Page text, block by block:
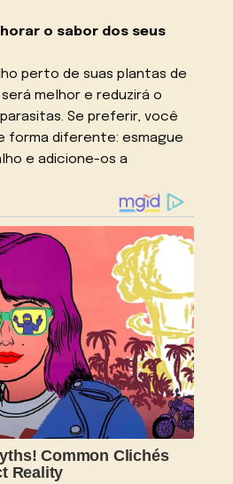
o sabor dos seus
perto de suas plantas de
melhor e reduzirá o
Se preferir, você
forma diferente: esmague
e adicione-os a